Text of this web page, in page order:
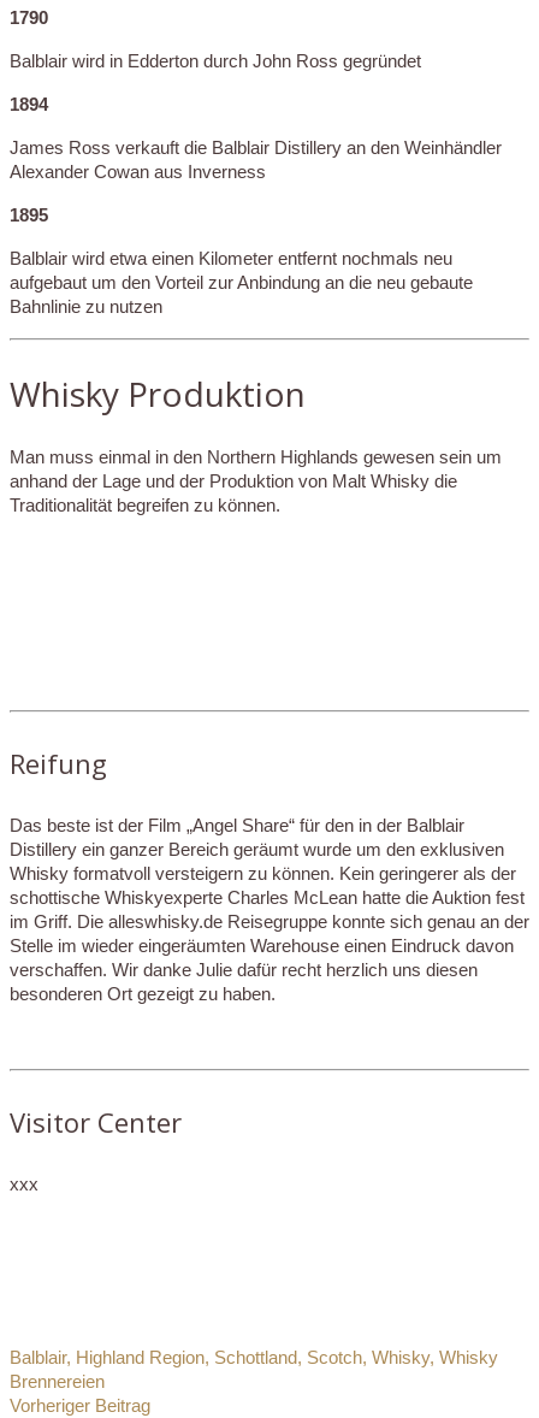
1790
Balblair wird in Edderton durch John Ross gegründet
1894
James Ross verkauft die Balblair Distillery an den Weinhändler
Alexander Cowan aus Inverness
1895
Balblair wird etwa einen Kilometer entfernt nochmals neu
aufgebaut um den Vorteil zur Anbindung an die neu gebaute
Bahnlinie zu nutzen
Whisky Produktion
Man muss einmal in den Northern Highlands gewesen sein um
anhand der Lage und der Produktion von Malt Whisky die
Traditionalität begreifen zu können.
Reifung
Das beste ist der Film „Angel Share“ für den in der Balblair
Distillery ein ganzer Bereich geräumt wurde um den exklusiven
Whisky formatvoll versteigern zu können. Kein geringerer als der
schottische Whiskyexperte Charles McLean hatte die Auktion fest
im Griff. Die alleswhisky.de Reisegruppe konnte sich genau an der
Stelle im wieder eingeräumten Warehouse einen Eindruck davon
verschaffen. Wir danke Julie dafür recht herzlich uns diesen
besonderen Ort gezeigt zu haben.
Visitor Center
xxx
Balblair, Highland Region, Schottland, Scotch, Whisky, Whisky
Brennereien
Vorheriger Beitrag